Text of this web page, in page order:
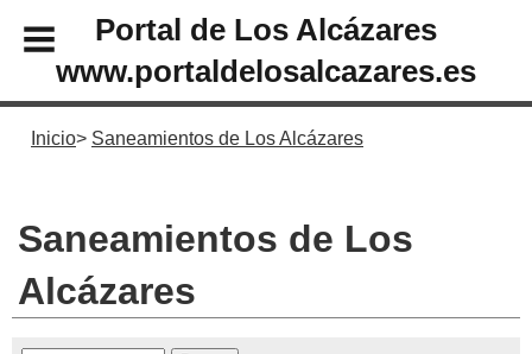
Portal de Los Alcázares
www.portaldelosalcazares.es
Inicio Saneamientos de Los Alcázares
Saneamientos de Los
Alcázares